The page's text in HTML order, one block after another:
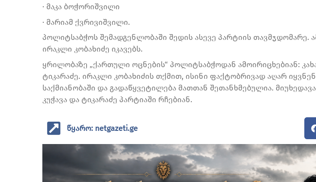
· მაკა ბოჭორიშვილი
· მარიამ ქვრივიშვილი.
პოლიტსაბჭოს შემადგენლობაში შედის ასევე პარტიის თავმჯდომარე.
ირაკლი კობახიძე იკავებს.
ყრილობაზე „ქართული ოცნების“ პოლიტსაბჭოდან ამოირიცხებიან:
ტიკარაძე. ირაკლი კობახიძის თქმით, ისინი ფაქტობრივად აღარ
საქმიანობაში და გადაწყვეტილება მათთან შეთანხმებულია.
კუჭავა და ტიკარაძე პარტიაში რჩებიან.
წყარო: netgazeti.ge